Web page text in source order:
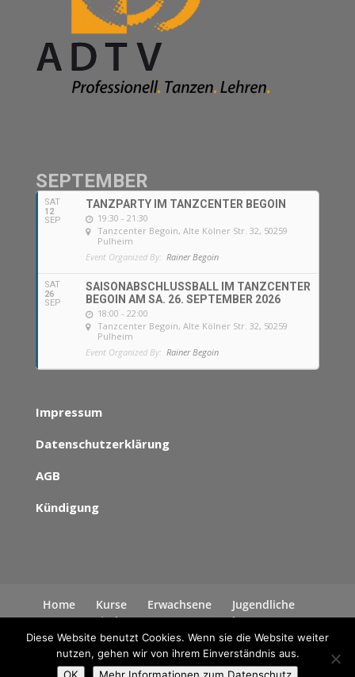
SEPTEMBER
SAT
12
SEP
TANZPARTY IM TANZCENTER BEGOIN
19:30 - 21:30
Tanzcenter Begoin, Alte Kölner Str. 32, 50259
Pulheim
Event Organized By: Rainer Begoin
SAT
26
SEP
SAISONABSCHLUSSBALL IM TANZCENTER
BEGOIN AM SA. 26. SEPTEMBER 2026
18:00 - 22:00
Tanzcenter Begoin, Alte Kölner Str. 32, 50259
Pulheim
Event Organized By: Rainer Begoin
Impressum
Datenschutzerklärung
AGB
Kündigung
Home Kurse Erwachsene
Jugendliche
Kinder
News
Kontakt
Datenschutzerklärung
Diese Website benutzt Cookies. Wenn sie die Website weiter
nutzen, gehen wir von ihrem Einverständnis aus.